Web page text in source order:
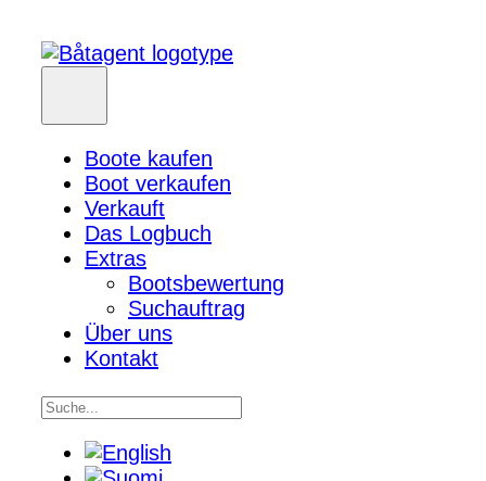
Boote kaufen
Boot verkaufen
Verkauft
Das Logbuch
Extras
Bootsbewertung
Suchauftrag
Über uns
Kontakt